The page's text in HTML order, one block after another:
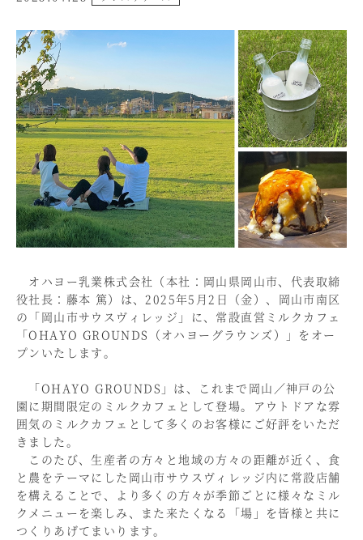
オハヨー乳業株式会社（本社：岡山県岡山市、代表取締
役社長：藤本 篤）は、2025年5月2日（金）、岡山市南区
の「岡山市サウスヴィレッジ」に、常設直営ミルクカフェ
「OHAYO GROUNDS（オハヨーグラウンズ）」をオー
プンいたします。
「OHAYO GROUNDS」は、これまで岡山／神戸の公
園に期間限定のミルクカフェとして登場。アウトドアな雰
囲気のミルクカフェとして多くのお客様にご好評をいただ
きました。
このたび、生産者の方々と地域の方々の距離が近く、食
と農をテーマにした岡山市サウスヴィレッジ内に常設店舗
を構えることで、より多くの方々が季節ごとに様々なミル
クメニューを楽しみ、また来たくなる「場」を皆様と共に
つくりあげてまいります。